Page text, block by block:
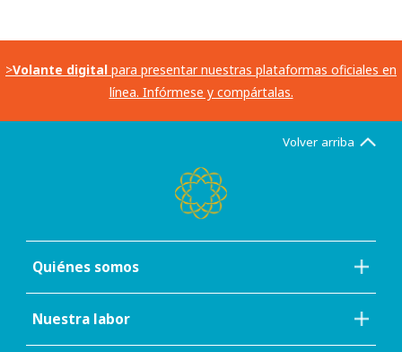
>Volante digital para presentar nuestras plataformas oficiales en
línea. Infórmese y compártalas.
Volver arriba
Quiénes somos
Nuestra labor